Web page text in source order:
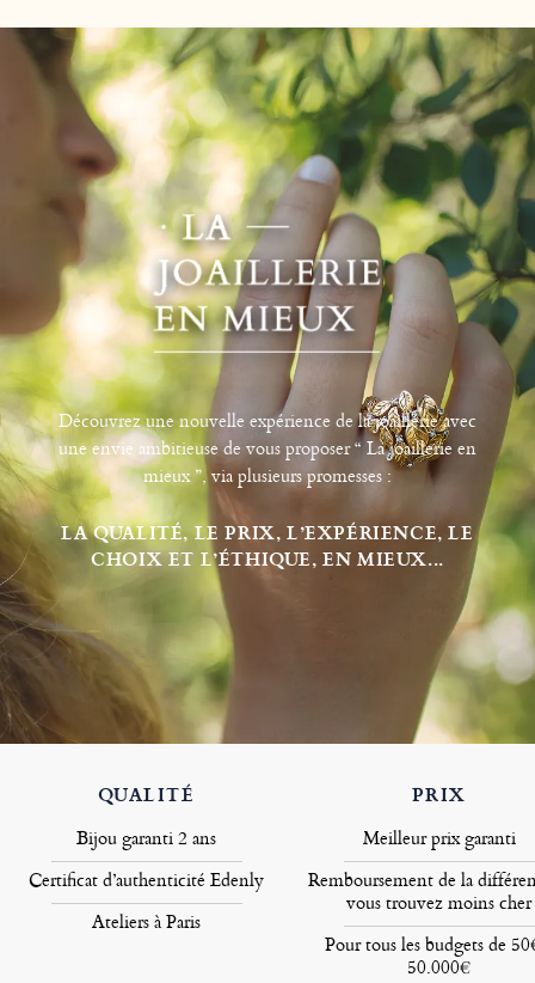
Découvrez une nouvelle expérience de la joaillerie avec
une envie ambitieuse de vous proposer “ La joaillerie en
mieux ”, via plusieurs promesses :
LA QUALITÉ, LE PRIX, L’EXPÉRIENCE, LE
CHOIX ET L’ÉTHIQUE, EN MIEUX...
QUALITÉ
Bijou garanti 2 ans
Certificat d’authenticité Edenly
Ateliers à Paris
PRIX
Meilleur prix garanti
Remboursement de la
vous trouvez moins cher
Pour tous les budgets de
50.000€